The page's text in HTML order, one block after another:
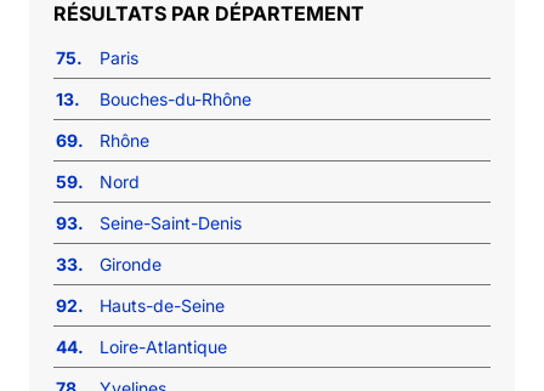
RÉSULTATS PAR DÉPARTEMENT
75.
Paris
13.
Bouches-du-Rhône
69.
Rhône
59.
Nord
93.
Seine-Saint-Denis
33.
Gironde
92.
Hauts-de-Seine
44.
Loire-Atlantique